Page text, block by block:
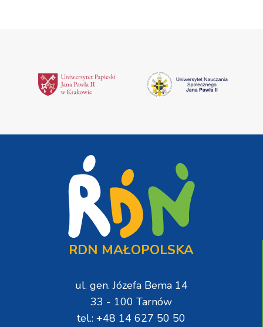
RDN MAŁOPOLSKA
ul. gen. Józefa Bema 14
33 - 100 Tarnów
tel.: +48 14 627 50 50